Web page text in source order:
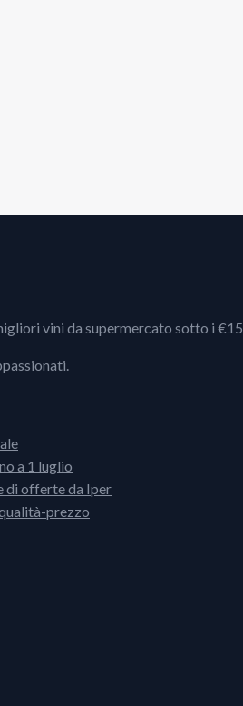
vini da supermercato sotto i €15.
a 1 luglio
di offerte da Iper
prezzo